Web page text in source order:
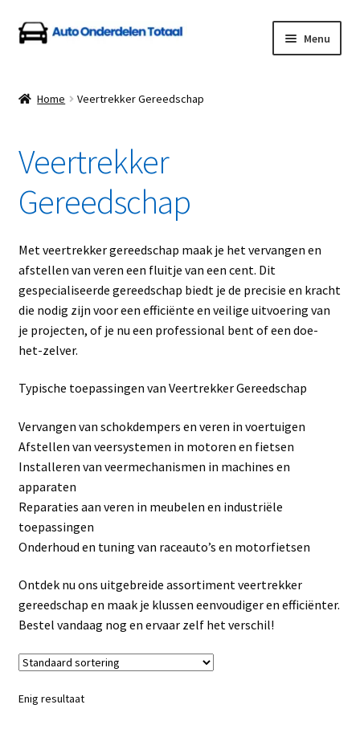
Ga
door
navigatie
Ga
naar
inhoud
Menu
Auto Onderdelen Shop
Betalen en Verzenden
Blog
Contact
Klantenservice
Over Ons
Overzicht
Privacybeleid
Retourbeleid
Videos
Winkelwagen
Home Veertrekker Gereedschap
Veertrekker
Gereedschap
Met veertrekker gereedschap maak je het vervangen en
afstellen van veren een fluitje van een cent. Dit
gespecialiseerde gereedschap biedt je de precisie en kracht
die nodig zijn voor een efficiënte en veilige uitvoering van
je projecten, of je nu een professional bent of een doe-
het-zelver.
Typische toepassingen van Veertrekker Gereedschap
Vervangen van schokdempers en veren in voertuigen
Afstellen van veersystemen in motoren en fietsen
Installeren van veermechanismen in machines en
apparaten
Reparaties aan veren in meubelen en industriële
toepassingen
Onderhoud en tuning van raceauto’s en motorfietsen
Ontdek nu ons uitgebreide assortiment veertrekker
gereedschap en maak je klussen eenvoudiger en efficiënter.
Bestel vandaag nog en ervaar zelf het verschil!
Enig resultaat